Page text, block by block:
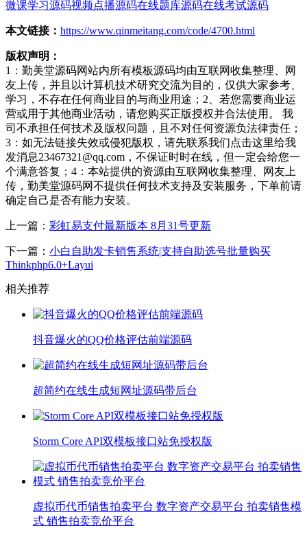
微课学习源码视频点播源码在线题库源码在线考试源码
本文链接： https://www.qinmeitang.com/code/4700.html
版权声明：
1：勤美堂源码网站内所有模板源码均由互联网收集整理、网
友上传，并且以计算机技术研究交流为目的，仅供大家参考、
学习，不存在任何商业目的与商业用途；2、若您需要商业运
营或用于其他商业活动，请您购买正版授权并合法使用。 我
司不承担任何技术及版权问题，且不对任何资源负法律责任；
3：如无法链接失效或侵犯版权，请先联系我们点击这里给我
发消息23467321@qq.com，不保证时时在线，但一定会给您一
个满意答复；4：本站提供的资源由互联网收集整理、网友上
传，勤美堂源码网不提供任何技术支持及安装服务，下单前请
确定自己是否有能力安装。
上一篇： 彩虹易支付最新版本 8月31号更新
下一篇： 小白自助发卡销售系统|支持自助选号批量购买
Thinkphp6.0+Layui
相关推荐
抖音爆火的QQ价格评估前端源码
超简约在线生成短网址源码带后台
Storm Core API双模板接口站免授权版
虚拟币代币销售拍卖平台 数字资产交易平台 拍卖销售模
式 销售拍卖竞价平台